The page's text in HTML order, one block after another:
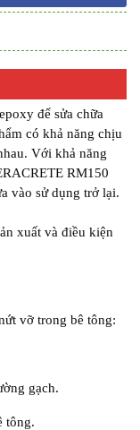
để sửa chữa
có khả năng chịu
Với khả năng
RM150
vào sử dụng trở lại.
xuất và điều kiện
vỡ trong bê tông:
gạch.
tông.